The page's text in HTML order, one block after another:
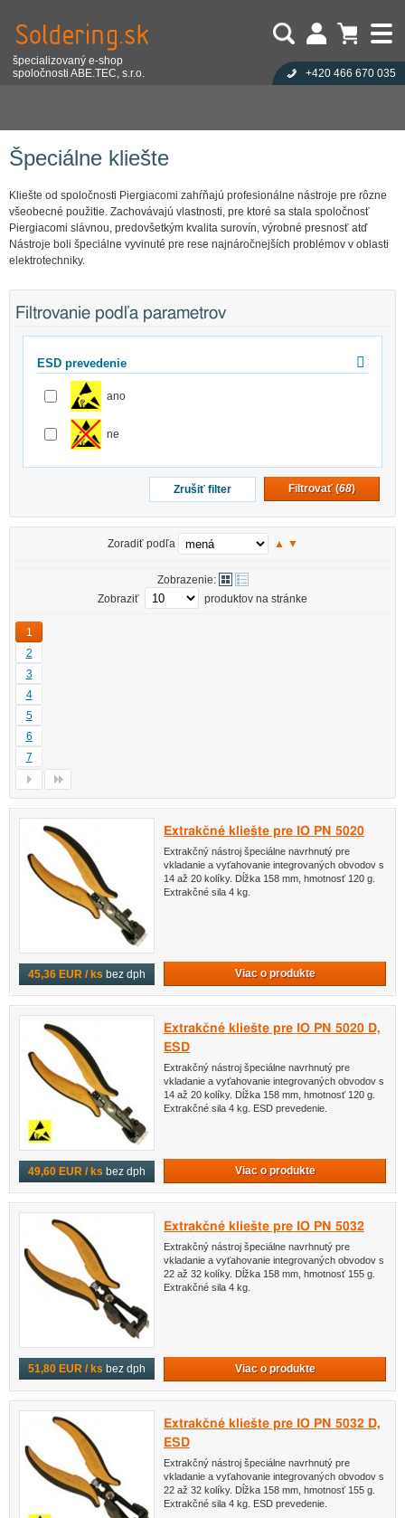
Špeciálne kliešte
Kliešte od spoločnosti Piergiacomi zahŕňajú profesionálne nástroje pre rôzne
všeobecné použitie. Zachovávajú vlastnosti, pre ktoré sa stala spoločnosť
Piergiacomi slávnou, predovšetkým kvalita surovín, výrobné presnosť atď
Nástroje boli špeciálne vyvinuté pre rese najnáročnejších problémov v oblasti
elektrotechniky.
Filtrovanie podľa parametrov
ESD prevedenie
ano
ne
Zrušiť filter Filtrovať (68)
Zoradiť podľa ▲ ▼
Zobrazenie:
Zobraziť
produktov na stránke
1
2
3
4
5
6
7
45,36 EUR / ks bez dph
Extrakčné kliešte pre IO PN 5020
Extrakčný nástroj špeciálne navrhnutý pre
vkladanie a vyťahovanie integrovaných obvodov s
14 až 20 kolíky. Dĺžka 158 mm, hmotnosť 120 g.
Extrakčné sila 4 kg.
Viac o produkte
49,60 EUR / ks bez dph
Extrakčné kliešte pre IO PN 5020 D,
ESD
Extrakčný nástroj špeciálne navrhnutý pre
vkladanie a vyťahovanie integrovaných obvodov s
14 až 20 kolíky. Dĺžka 158 mm, hmotnosť 120 g.
Extrakčné sila 4 kg. ESD prevedenie.
Viac o produkte
51,80 EUR / ks bez dph
Extrakčné kliešte pre IO PN 5032
Extrakčný nástroj špeciálne navrhnutý pre
vkladanie a vyťahovanie integrovaných obvodov s
22 až 32 kolíky. Dĺžka 158 mm, hmotnosť 155 g.
Extrakčné sila 4 kg.
Viac o produkte
Extrakčné kliešte pre IO PN 5032 D,
ESD
Extrakčný nástroj špeciálne navrhnutý pre
vkladanie a vyťahovanie integrovaných obvodov s
22 až 32 kolíky. Dĺžka 158 mm, hmotnosť 155 g.
Extrakčné sila 4 kg. ESD prevedenie.
špecializovaný e-shop
spoločnosti ABE.TEC, s.r.o.
+420 466 670 035
Cena celkom:0,00 EUR Přihlásit
Zabudli ste heslo?